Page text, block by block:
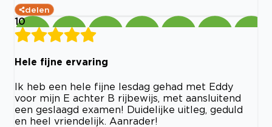
delen
10
Hele fijne ervaring
Ik heb een hele fijne lesdag gehad met Eddy
voor mijn E achter B rijbewijs, met aansluitend
een geslaagd examen! Duidelijke uitleg, geduld
en heel vriendelijk. Aanrader!